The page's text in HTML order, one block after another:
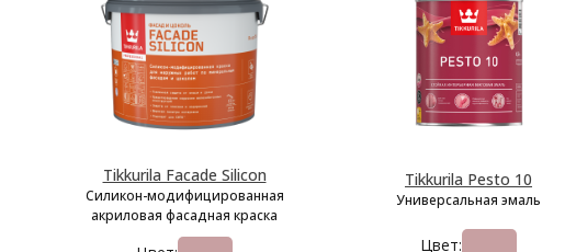
Tikkurila Facade Silicon
Силикон-модифицированная
акриловая фасадная краска
Tikkurila Pesto 10
Универсальная эмаль
Цвет: